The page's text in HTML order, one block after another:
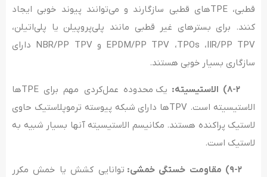
قطبی، TPEهای قطبی سازگارند و می‌توانند پیوند خوبی ایجاد
کنند. برای بسترهای غیر قطبی مانند پلی‌پروپیلن یا پلی‌اتیلن،
EPDM/PP TPV ،TPOs ،IIR/PP TPV و NBR/PP TPV دارای
سازگاری بسیار خوبی هستند.
یک محدوده عمل‌کردی مهم برای TPEها
الاستیسیته است. TPVها دارای شبکه‌ پیوسته ترموپلاستیک حاوی
لاستیک پراکنده هستند. مکانیسم الاستیسیته آنها بسیار شبیه به
لاستیک است.
توانایی کشش یا خمش مکرر